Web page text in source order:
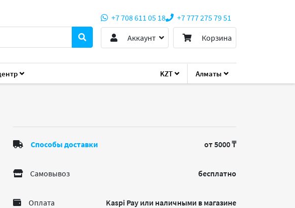
KZT Алматы
+7 708 611 05 18
+7 777 275 79 51
Аккаунт
Корзина
Способы доставки от 5000 ₸
Самовывоз бесплатно
Оплата Kaspi Pay или наличными в магазине